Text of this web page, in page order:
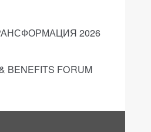
2026
BENEFITS FORUM